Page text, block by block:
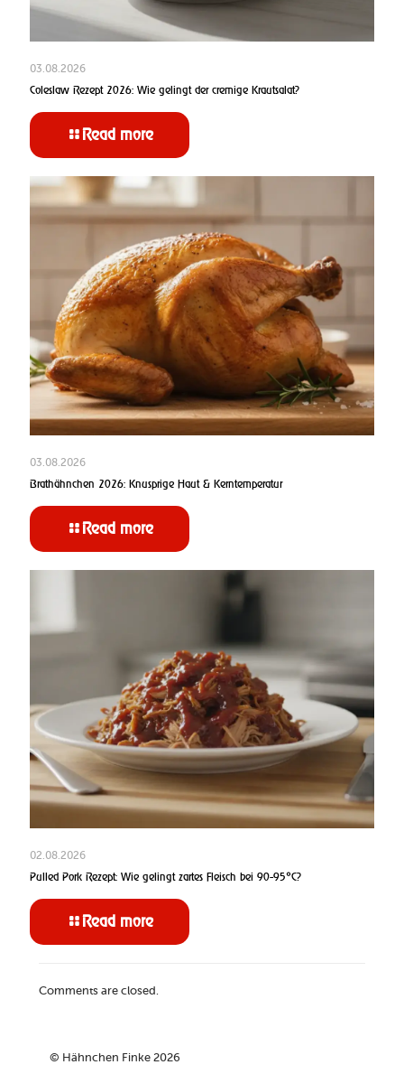
03.08.2026
Coleslaw Rezept 2026: Wie gelingt der cremige Krautsalat?
Read more
03.08.2026
Brathähnchen 2026: Knusprige Haut & Kerntemperatur
Read more
02.08.2026
Pulled Pork Rezept: Wie gelingt zartes Fleisch bei 90-95°C?
Read more
Comments are closed.
© Hähnchen Finke 2026